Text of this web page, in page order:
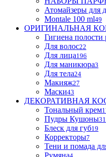
Атомайзеры для
Montale 100 ml49
ОРИГИНАЛЬНАЯ
Гигиена полости
Для волос22
Для лица196
Для маникюра3
Для тела24
Макияж27
Маски43
ДЕКОРАТИВНАЯ
Тональный крем
Пудры Кушоны31
Блеск для губ19
Корректоры7
Тени и помада
Румяна